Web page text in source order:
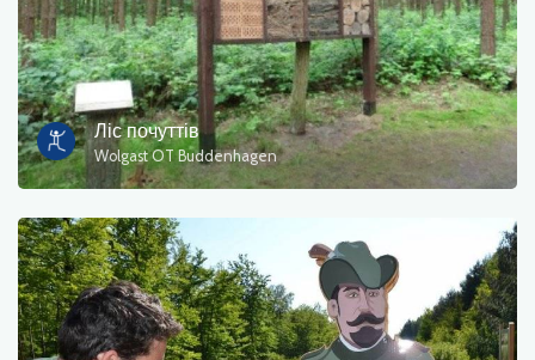
Ліс почуттів
Wolgast OT Buddenhagen
сортувати
OK